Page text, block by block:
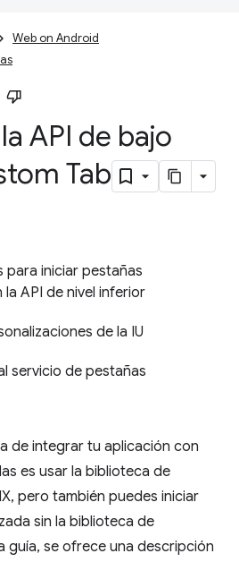
Web on Android
API de bajo
Tab
iniciar pestañas
API de nivel inferior
de la IU
servicio de pestañas
de integrar tu aplicación con
es usar la biblioteca de
pero también puedes iniciar
sin la biblioteca de
guía, se ofrece una descripción